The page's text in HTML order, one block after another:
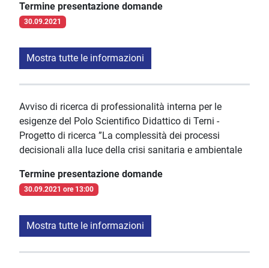
Termine presentazione domande
30.09.2021
Mostra tutte le informazioni
Avviso di ricerca di professionalità interna per le
esigenze del Polo Scientifico Didattico di Terni -
Progetto di ricerca ”La complessità dei processi
decisionali alla luce della crisi sanitaria e ambientale
Termine presentazione domande
30.09.2021 ore 13:00
Mostra tutte le informazioni